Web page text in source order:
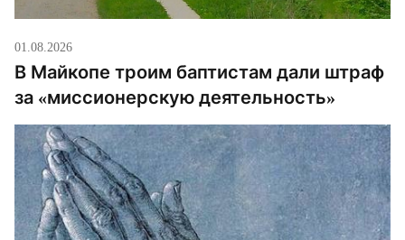
01.08.2026
В Майкопе троим баптистам дали штраф
за «миссионерскую деятельность»